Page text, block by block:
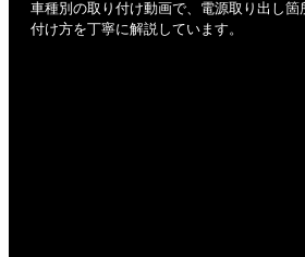
車種別の取り付け動画で、電源取り出し箇
付け方を丁寧に解説しています。